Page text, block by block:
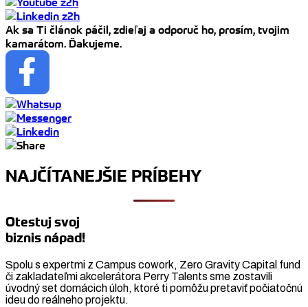
Ak sa Ti článok páčil, zdieľaj a odporuč ho, prosím, tvojim
kamarátom. Ďakujeme.
NAJČÍTANEJŠIE PRÍBEHY
Otestuj svoj
biznis nápad!
Spolu s expertmi z Campus cowork, Zero Gravity Capital fund
či zakladateľmi akcelerátora Perry Talents sme zostavili
úvodný set domácich úloh, ktoré ti pomôžu pretaviť počiatočnú
ideu do reálneho projektu.